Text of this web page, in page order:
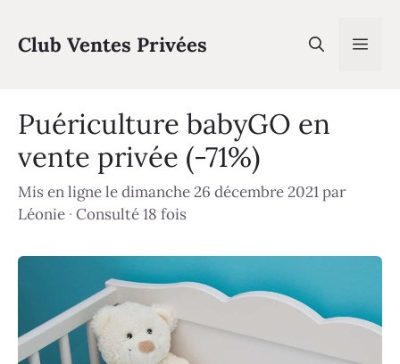
contenu
Club Ventes Privées
Puériculture babyGO en
vente privée (-71%)
Mis en ligne le dimanche 26 décembre 2021par
Léonie · Consulté 18 fois